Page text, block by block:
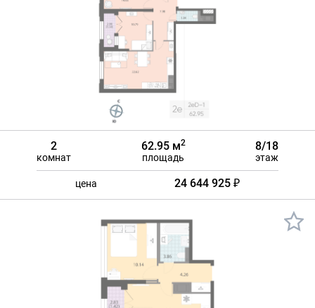
2
комнат
62.95 м2
площадь
8/18
этаж
цена 24 644 925 ₽